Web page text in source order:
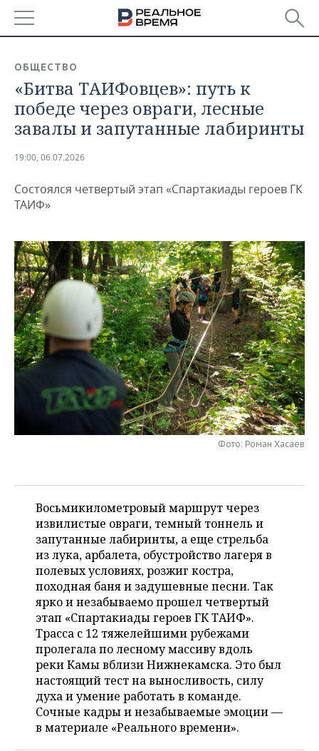
БАШКОРТОСТАН
ТАТАРСТАН
НОВОСТИ
АНАЛИТИКА
ДЕКЛАРАЦИИ О ДОХОДАХ
ВУЗЫ ТАТАРСТАНА
КОМУ ПРИНАДЛЕЖАТ
ТОРГОВЫЕ ЦЕНТРЫ
ТАТАРСТАНА
НОВОСТИ ЭКОНОМИКИ
БАНКИ
БЮДЖЕТ
ИНВЕСТИЦИИ
ПРОМЫШЛЕННОСТЬ
АГРОПРОМ
МАШИНОСТРОЕНИЕ
НЕФТЕХИМИЯ
НЕФТЬ
ОПК
ЭНЕРГЕТИКА
НОВОСТИ НЕДВИЖИМОСТИ
АВТО
НОВОСТИ АВТО
БИЗНЕС
НОВОСТИ БИЗНЕСА
РОЗНИЧНАЯ ТОРГОВЛЯ
УСЛУГИ
ТЕХНОЛОГИИ
НОВОСТИ ТЕХНОЛОГИЙ
МЕДИА
МЕРОПРИЯТИЯ
НОВОСТИ МЕРОПРИЯТИЙ
ВЫЕЗДНАЯ РЕДАКЦИЯ
ОТКРЫТАЯ ЛЕКЦИЯ
СПОРТ
НОВОСТИ СПОРТА
БАСКЕТБОЛ
ВОЛЕЙБОЛ
КИБЕРСПОРТ
ФИГУРНОЕ КАТАНИЕ
ВОДНЫЕ ВИДЫ СПОРТА
ХОККЕЙ С МЯЧОМ
ОБЩЕСТВО
ИНФРАСТРУКТУРА
ИСТОРИЯ
КУЛЬТУРА
МЕДИЦИНА
ОБРАЗОВАНИЕ
ПРОИСШЕСТВИЯ
СПРАВОЧНИК
СПИСОК ПЕРСОН
СПИСОК КОМПАНИЙ
ПОЛНАЯ ВЕРСИЯ
ОБЩЕСТВО
«Битва ТАИФовцев»: путь к
победе через овраги, лесные
завалы и запутанные лабиринты
19:00, 06.07.2026
Состоялся четвертый этап «Спартакиады героев ГК
ТАИФ»
Фото: Роман Хасаев
Восьмикилометровый маршрут через
извилистые овраги, темный тоннель и
запутанные лабиринты, а еще стрельба
из лука, арбалета, обустройство лагеря в
полевых условиях, розжиг костра,
походная баня и задушевные песни. Так
ярко и незабываемо прошел четвертый
этап «Спартакиады героев ГК ТАИФ».
Трасса с 12 тяжелейшими рубежами
пролегала по лесному массиву вдоль
реки Камы вблизи Нижнекамска. Это был
настоящий тест на выносливость, силу
духа и умение работать в команде.
Сочные кадры и незабываемые эмоции —
в материале «Реального времени».